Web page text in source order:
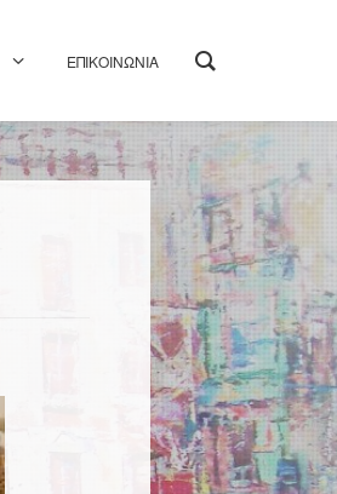
ΕΠΙΚΟΙΝΩΝΙΑ